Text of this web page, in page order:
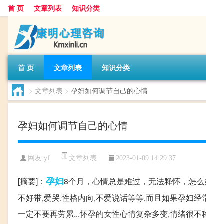
首 页 文章列表 知识分类
首 页 文章列表 知识分类
> 文章列表 > 孕妇如何调节自己的心情
孕妇如何调节自己的心情
网友:yf 文章列表 2023-01-09 14:29:37
[摘要]： 孕妇8个月，心情总是难过，无法释怀，怎
不好带,爱哭.性格内向,不爱说话等等.而且如果孕妇
一定不要再劳累...怀孕的女性心情复杂多变,情绪很